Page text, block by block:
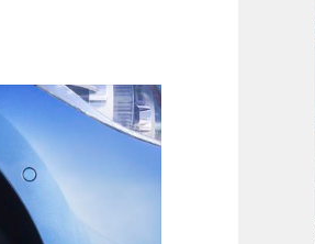
シボレー
ヒョンデ